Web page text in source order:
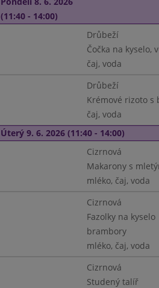
(11:40 - 14:00)
Drůbeží
Čočka na kyselo,
čaj, voda
Drůbeží
Krémové rizoto s
čaj, voda
Úterý 9. 6. 2026 (11:40 - 14:00)
Cizrnová
Makarony s
mléko, čaj, voda
Cizrnová
Fazolky na kyselo
brambory
mléko, čaj, voda
Cizrnová
Studený talíř